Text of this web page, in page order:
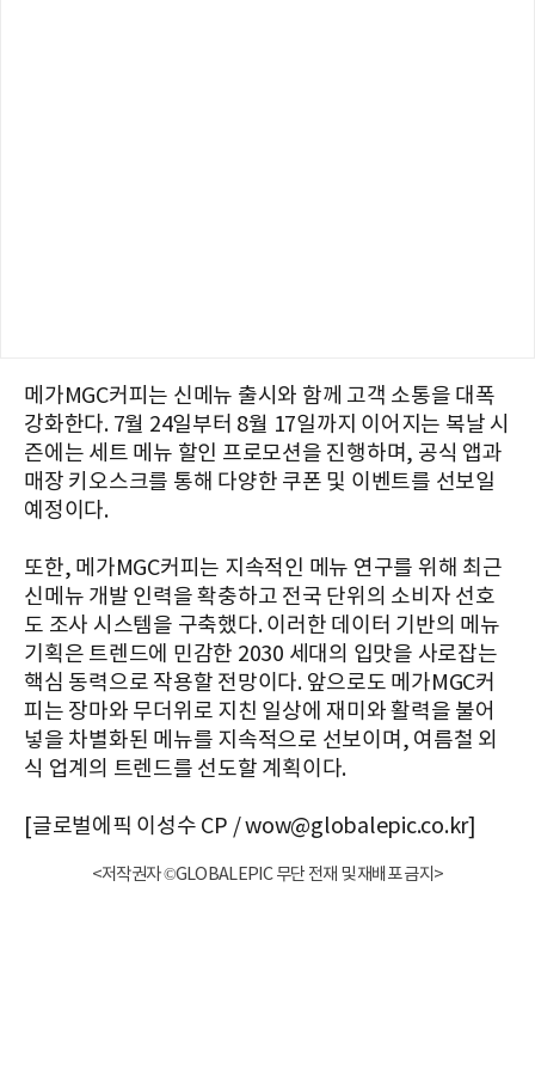
메가MGC커피는 신메뉴 출시와 함께 고객 소통을 대폭
강화한다. 7월 24일부터 8월 17일까지 이어지는 복날 시
즌에는 세트 메뉴 할인 프로모션을 진행하며, 공식 앱과
매장 키오스크를 통해 다양한 쿠폰 및 이벤트를 선보일
예정이다.
또한, 메가MGC커피는 지속적인 메뉴 연구를 위해 최근
신메뉴 개발 인력을 확충하고 전국 단위의 소비자 선호
도 조사 시스템을 구축했다. 이러한 데이터 기반의 메뉴
기획은 트렌드에 민감한 2030 세대의 입맛을 사로잡는
핵심 동력으로 작용할 전망이다. 앞으로도 메가MGC커
피는 장마와 무더위로 지친 일상에 재미와 활력을 불어
넣을 차별화된 메뉴를 지속적으로 선보이며, 여름철 외
식 업계의 트렌드를 선도할 계획이다.
[글로벌에픽 이성수 CP / wow@globalepic.co.kr]
<저작권자 ©GLOBALEPIC 무단 전재 및 재배포 금지>